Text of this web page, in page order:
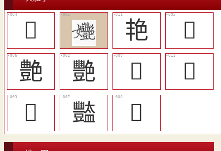
𡤩 艳
𦫢
艶
艷 󵩈
󵩊
󵩆
豓 󵩇